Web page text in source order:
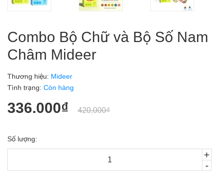
Combo Bộ Chữ và Bộ Số Nam
Châm Mideer
Thương hiệu: Mideer
Tình trạng: Còn hàng
336.000₫ 420.000₫
Số lượng:
-
+